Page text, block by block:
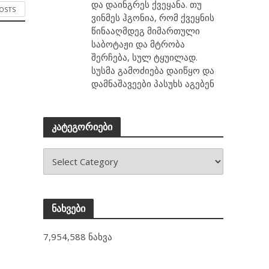
და დაინგრეს ქვეყანა. თუ
ვინმეს ჰგონია, რომ ქვეყნის
წინააღმდეგ მიმართული
საბოტაჟი და მტრობა
შერჩება, სულ ტყუილად.
სუსმა გამოძიება დაიწყო და
დამნაშავეები პასუხს აგებენ
კატეგორიები
ნახვები
7,954,588 ნახვა